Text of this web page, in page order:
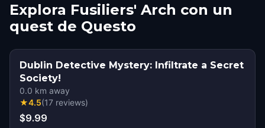
Explora Fusiliers' Arch con un
quest de Questo
Dublin Detective Mystery: Infiltrate a Secret
Society!
0.0 km away
★4.5(17 reviews)
$9.99